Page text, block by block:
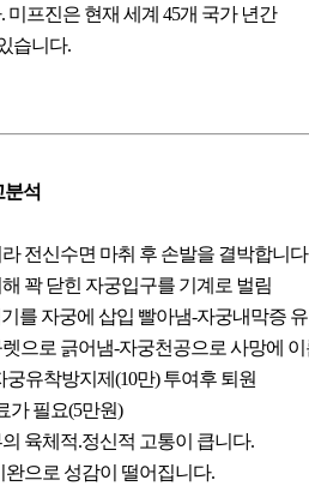
프진은 현재 세계 45개 국가 년간
습니다.
분석
전신수면 마취 후 손발을 결박합니
꽉 닫힌 자궁입구를 기계로 벌림
를 자궁에 삽입 빨아냄-자궁내막증
으로 긁어냄-자궁천공으로 사망에
궁유착방지제(10만) 투여후 퇴원
가 필요(5만원)
육체적.정신적 고통이 큽니다.
완으로 성감이 떨어집니다.